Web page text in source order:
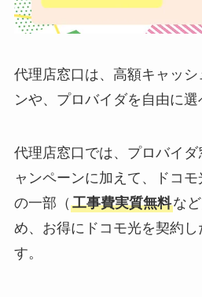
代理店窓口は、高額キャッ
ンや、プロバイダを自由に選
代理店窓口では、プロバイ
ャンペーンに加えて、ドコ
の一部（ 工事費実質無料な
め、お得にドコモ光を契約し
す。